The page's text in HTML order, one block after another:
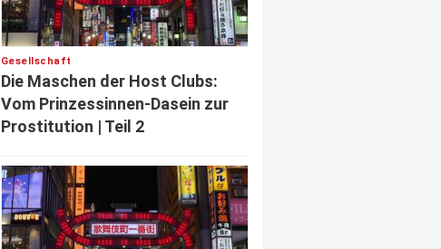
Gesellschaft
Die Maschen der Host Clubs:
Vom Prinzessinnen-Dasein zur
Prostitution | Teil 2